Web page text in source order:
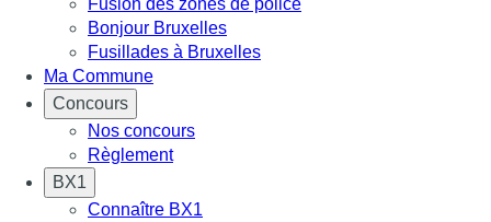
Bonjour Bruxelles
Fusillades à Bruxelles
Ma Commune
Concours
Nos concours
Règlement
BX1
Connaître BX1